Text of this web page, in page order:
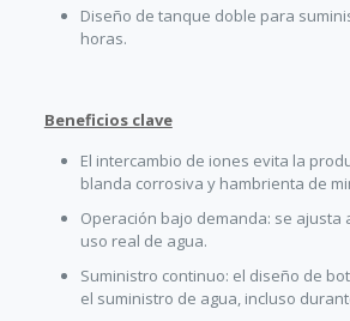
Diseño de tanque doble para
horas.
Beneficios clave
El intercambio de iones evita la
blanda corrosiva y hambrienta de
Operación bajo demanda: se ajusta
uso real de agua.
Suministro continuo: el diseño de
el suministro de agua, incluso